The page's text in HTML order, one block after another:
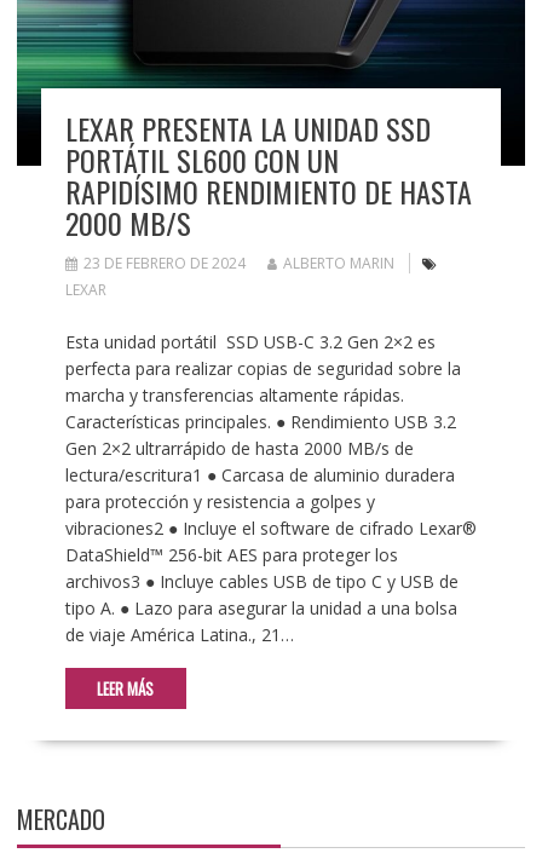
LEXAR PRESENTA LA UNIDAD SSD
PORTÁTIL SL600 CON UN
RAPIDÍSIMO RENDIMIENTO DE HASTA
2000 MB/S
23 DE FEBRERO DE 2024
ALBERTO MARIN
LEXAR
Esta unidad portátil SSD USB-C 3.2 Gen 2×2 es
perfecta para realizar copias de seguridad sobre la
marcha y transferencias altamente rápidas.
Características principales. ● Rendimiento USB 3.2
Gen 2×2 ultrarrápido de hasta 2000 MB/s de
lectura/escritura1 ● Carcasa de aluminio duradera
para protección y resistencia a golpes y
vibraciones2 ● Incluye el software de cifrado Lexar®
DataShield™ 256-bit AES para proteger los
archivos3 ● Incluye cables USB de tipo C y USB de
tipo A. ● Lazo para asegurar la unidad a una bolsa
de viaje América Latina., 21…
LEER MÁS
MERCADO